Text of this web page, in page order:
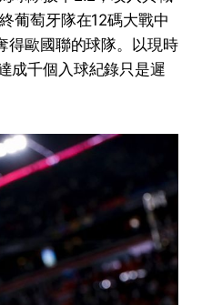
葡萄牙隊在12碼大戰中
得歐國聯的球隊。以現時
成千個入球紀錄只是遲